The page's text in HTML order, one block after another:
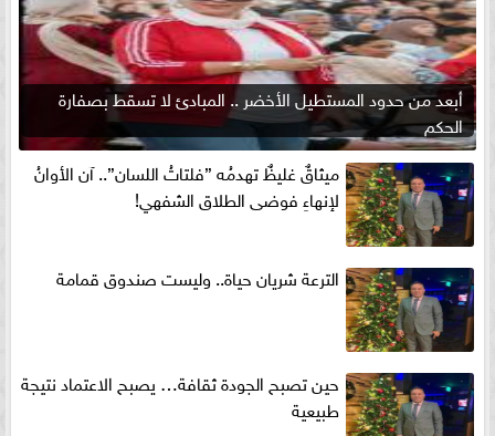
أبعد من حدود المستطيل الأخضر .. المبادئ لا تسقط بصفارة
الحكم
ميثاقٌ غليظٌ تهدمُه ”فلتاتُ اللسان”.. آن الأوانُ
لإنهاءِ فوضى الطلاق الشفهي!
الترعة شريان حياة.. وليست صندوق قمامة
حين تصبح الجودة ثقافة… يصبح الاعتماد نتيجة
طبيعية